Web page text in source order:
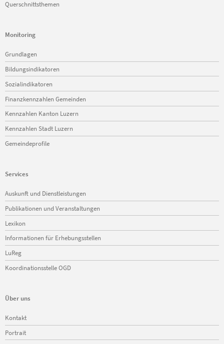
Querschnittsthemen
Monitoring
Navigation
überspringen
Grundlagen
Bildungsindikatoren
Sozialindikatoren
Finanzkennzahlen Gemeinden
Kennzahlen Kanton Luzern
Kennzahlen Stadt Luzern
Gemeindeprofile
Services
Navigation
überspringen
Auskunft und Dienstleistungen
Publikationen und Veranstaltungen
Lexikon
Informationen für Erhebungsstellen
LuReg
Koordinationsstelle OGD
Über uns
Navigation
überspringen
Kontakt
Portrait